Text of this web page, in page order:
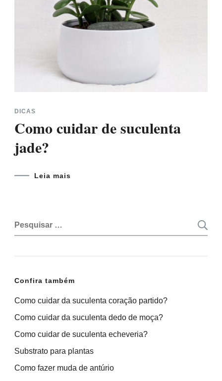
DICAS
Como cuidar de suculenta
jade?
Leia mais
Pesquisar
por:
Confira também
Como cuidar da suculenta coração partido?
Como cuidar da suculenta dedo de moça?
Como cuidar de suculenta echeveria?
Substrato para plantas
Como fazer muda de antúrio